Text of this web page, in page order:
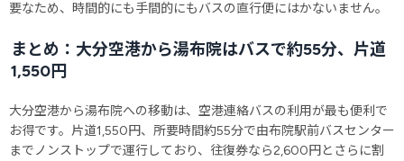
要なため、時間的にも手間的にもバスの直行便にはかないません。
まとめ：大分空港から湯布院はバスで約55分、片道
1,550円
大分空港から湯布院への移動は、空港連絡バスの利用が最も便利で
お得です。片道1,550円、所要時間約55分で由布院駅前バスセンター
までノンストップで運行しており、往復券なら2,600円とさらに割